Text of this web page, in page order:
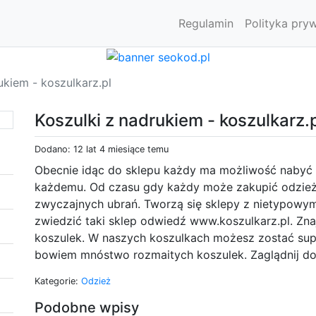
Regulamin Polityka
- koszulkarz.pl
Koszulki z nadrukiem -
Dodano: 12 lat 4 miesiące temu
Obecnie idąc do sklepu każdy ma możliwość
każdemu. Od czasu gdy każdy może zakupić
zwyczajnych ubrań. Tworzą się sklepy z
zwiedzić taki sklep odwiedź www.koszulkarz.pl.
koszulek. W naszych koszulkach możesz zostać
bowiem mnóstwo rozmaitych koszulek. Zaglądnij
Kategorie: Odzież
Podobne wpisy